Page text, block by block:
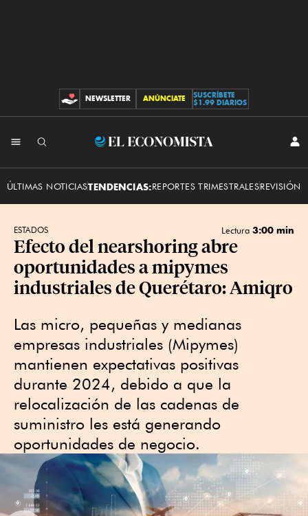
CONTRIBUCIONES
NEWSLETTER ANÚNCIATE
SUSCRÍBETE
$1.99 DIARIOS
El
ÚLTIMAS NOTICIASTENDENCIAS:REPORTES TRIMESTRALESREVISIÓN
ESTADOS Lectura 3:00 min
Efecto del nearshoring abre
oportunidades a mipymes
industriales de Querétaro: Amiqro
Las micro, pequeñas y medianas
empresas industriales (Mipymes)
mantienen expectativas positivas
durante 2024, debido a que la
relocalización de las cadenas de
suministro les está generando
oportunidades de negocio.